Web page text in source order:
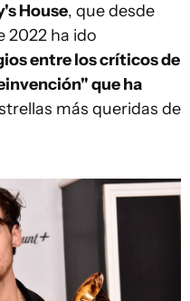
House, que desde
2022 ha ido
entre los críticos de
que ha
más queridas de